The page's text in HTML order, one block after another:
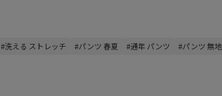
#洗える ストレッチ #パンツ 春夏 #通年 パンツ #パンツ 無地